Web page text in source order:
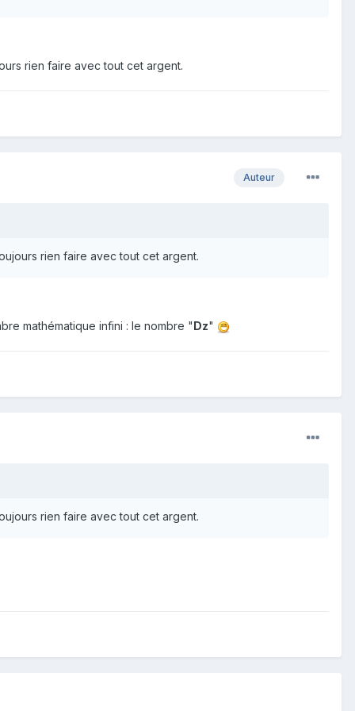
rien faire avec tout cet argent.
Auteur
rien faire avec tout cet argent.
mathématique infini : le nombre "Dz"
rien faire avec tout cet argent.